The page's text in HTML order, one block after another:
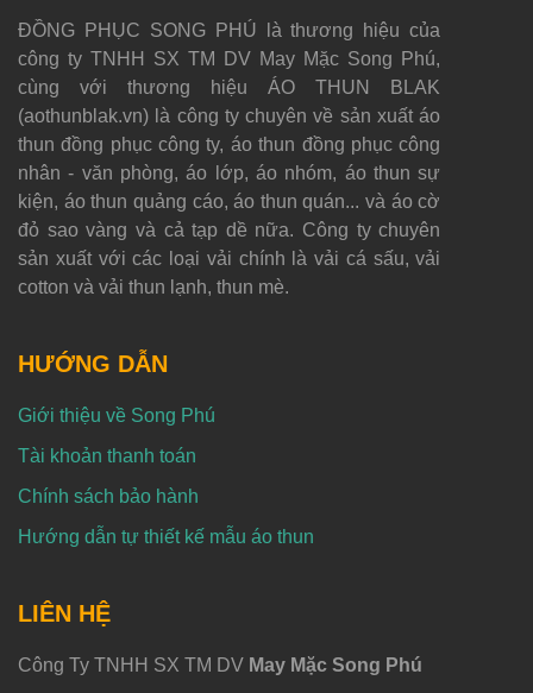
ĐỒNG PHỤC SONG PHÚ là thương hiệu của
công ty TNHH SX TM DV May Mặc Song Phú,
cùng với thương hiệu ÁO THUN BLAK
(aothunblak.vn) là công ty chuyên về sản xuất áo
thun đồng phục công ty, áo thun đồng phục công
nhân - văn phòng, áo lớp, áo nhóm, áo thun sự
kiện, áo thun quảng cáo, áo thun quán... và áo cờ
đỏ sao vàng và cả tạp dề nữa. Công ty chuyên
sản xuất với các loại vải chính là vải cá sấu, vải
cotton và vải thun lạnh, thun mè.
HƯỚNG DẪN
Giới thiệu về Song Phú
Tài khoản thanh toán
Chính sách bảo hành
Hướng dẫn tự thiết kế mẫu áo thun
LIÊN HỆ
Công Ty TNHH SX TM DV May Mặc Song Phú